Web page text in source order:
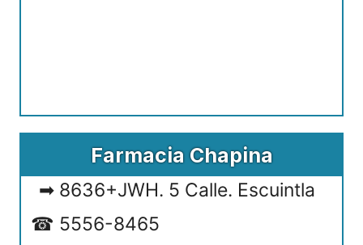
Farmacia Chapina
8636+JWH. 5 Calle. Escuintla
5556-8465